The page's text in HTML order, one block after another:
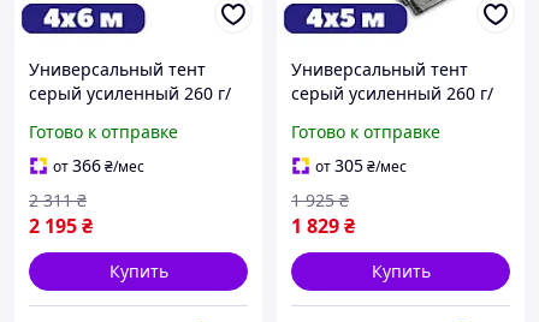
Универсальный тент
серый усиленный 260 г/
тарпаулиновый для
укрытия зерна и сена
универсальный
Готово к отправке
от366₴/мес
2 195₴
2 311 ₴
Купить
Универсальный тент
серый усиленный 260 г/
тарпаулиновый для
укрытия зерна и сена
универсальный
Готово к отправке
от305₴/мес
1 829₴
1 925 ₴
Купить